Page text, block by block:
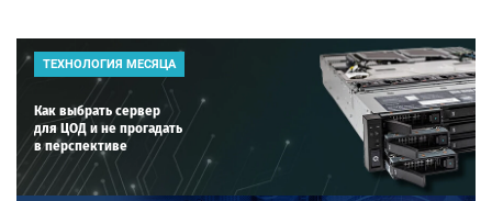
ТЕХНОЛОГИЯ МЕСЯЦА
Как выбрать сервер
для ЦОД и не прогадать
в перспективе